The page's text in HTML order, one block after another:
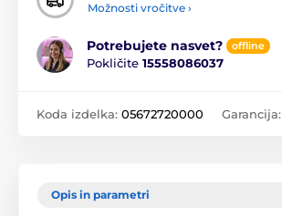
Možnosti vročitve ›
Potrebujete nasvet? offline
Pokličite 15558086037
Koda izdelka: 05672720000 Garancija:
Opis in parametri